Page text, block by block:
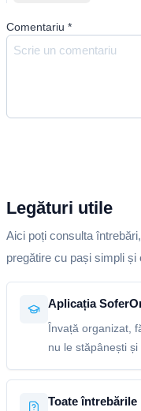
Comentariu *
Legături utile
Aici poți consulta
pregătire cu pași simpli și
Aplicația
Învață organizat,
nu le stăpânești
Toate întrebările